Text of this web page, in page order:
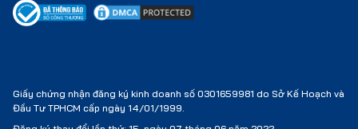
Giấy chứng nhận đăng ký kinh doanh số 0301659981 do Sở Kế Hoạch và
Đầu Tư TPHCM cấp ngày 14/01/1999.